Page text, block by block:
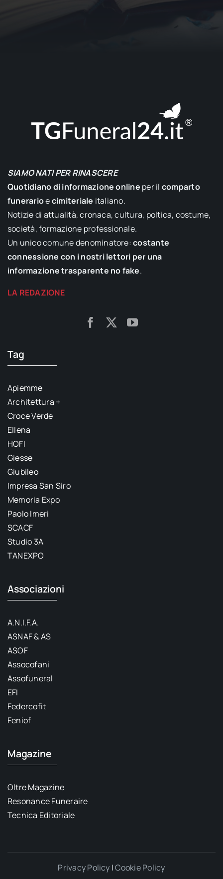
SIAMO NATI PER RINASCERE
Quotidiano di informazione online per il comparto
funerarioecimiteriale italiano.
Notizie di attualità, cronaca, cultura, poltica, costume,
società, formazione professionale.
Un unico comune denominatore:costante
connessione con i nostri lettori per una
informazione trasparente no fake.
LA REDAZIONE
Tag
Apiemme
Architettura +
Croce Verde
Ellena
HOFI
Giesse
Giubileo
Impresa San Siro
Memoria Expo
Paolo Imeri
SCACF
Studio 3A
TANEXPO
Associazioni
A.N.I.F.A.
ASNAF & AS
ASOF
Assocofani
Assofuneral
EFI
Federcofit
Feniof
Magazine
Oltre Magazine
Resonance Funeraire
Tecnica Editoriale
Privacy Policy |Cookie Policy